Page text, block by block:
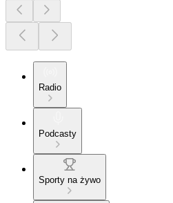
Radio
Podcasty
Sporty na żywo